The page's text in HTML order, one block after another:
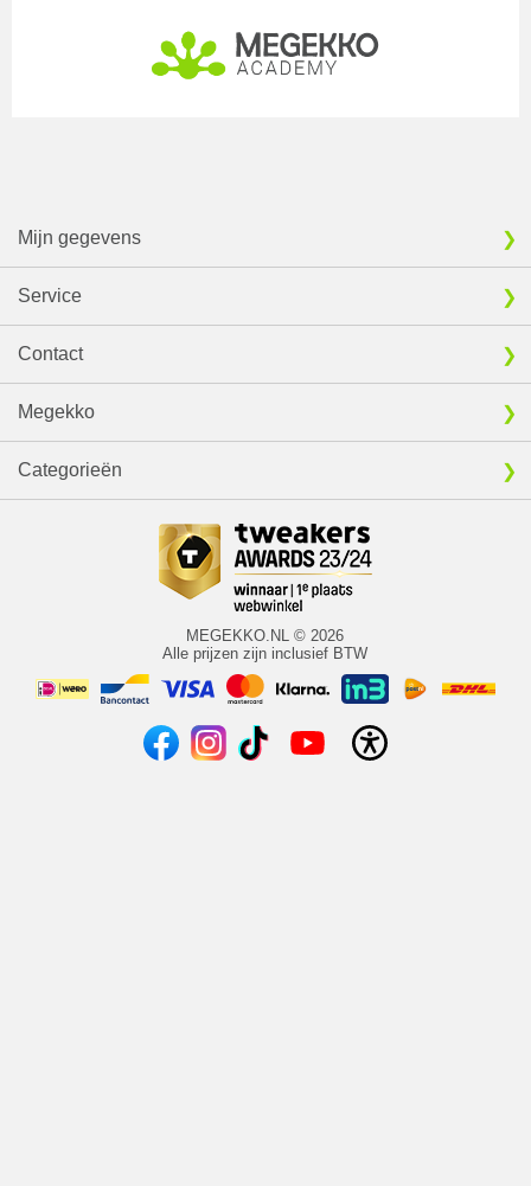
Mijn gegevens
Service
Contact
Megekko
Categorieën
MEGEKKO.NL © 2026
Alle prijzen zijn inclusief BTW